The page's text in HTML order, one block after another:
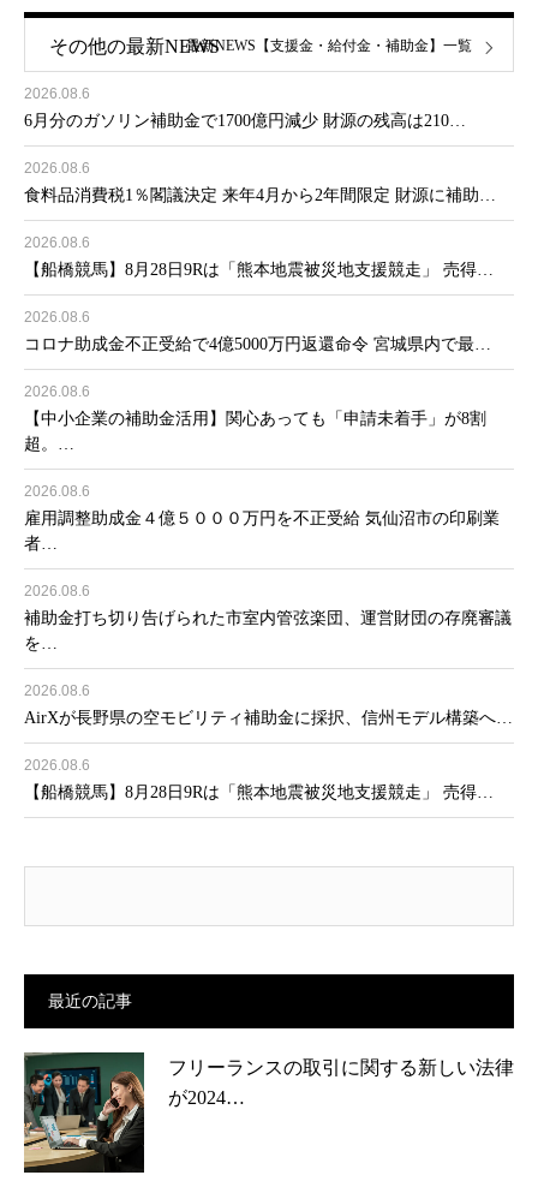
その他の最新NEWS
2026.08.6
6月分のガソリン補助金で1700億円減少 財源の残高は210…
2026.08.6
食料品消費税1％閣議決定 来年4月から2年間限定 財源に補助…
2026.08.6
【船橋競馬】8月28日9Rは「熊本地震被災地支援競走」 売得…
2026.08.6
コロナ助成金不正受給で4億5000万円返還命令 宮城県内で最…
2026.08.6
【中小企業の補助金活用】関心あっても「申請未着手」が8割
超。…
2026.08.6
雇用調整助成金４億５０００万円を不正受給 気仙沼市の印刷業
者…
2026.08.6
補助金打ち切り告げられた市室内管弦楽団、運営財団の存廃審議
を…
2026.08.6
AirXが長野県の空モビリティ補助金に採択、信州モデル構築へ…
2026.08.6
【船橋競馬】8月28日9Rは「熊本地震被災地支援競走」 売得…
最新NEWS【支援金・給付金・補助金】一覧
最近の記事
フリーランスの取引に関する新しい法律
が2024…